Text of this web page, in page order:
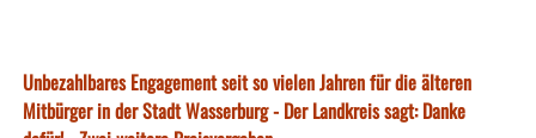
Unbezahlbares Engagement seit so vielen Jahren für die älteren
Mitbürger in der Stadt Wasserburg - Der Landkreis sagt: Danke